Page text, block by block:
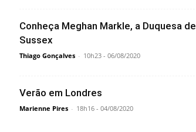
Conheça Meghan Markle, a Duquesa de
Sussex
Thiago Gonçalves - 10h23 - 06/08/2020
Verão em Londres
Marienne Pires - 18h16 - 04/08/2020